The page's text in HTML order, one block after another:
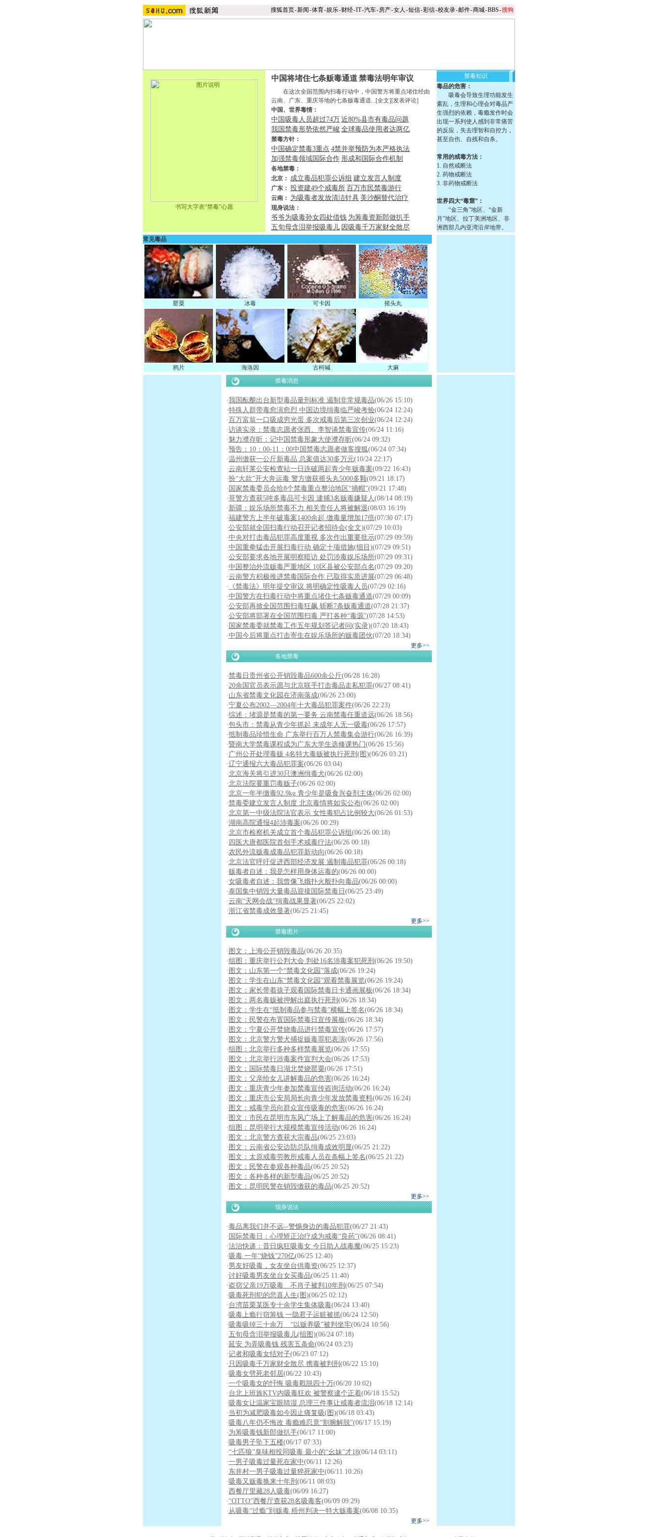
搜狐首页-新闻-体育-娱乐-财经-IT-汽车-房产-女人 -短信-彩信-校友录-邮件-商城-BBS-搜狗
书写大字表“禁毒”心愿
中国将堵住七条贩毒通道禁毒法明年审议
在这次全国范围内扫毒行动中，中国警方将重点堵住经由
云南、广东、重庆等地的七条贩毒通道...[全文][发表评论]
中国、世界毒情：
中国吸毒人员超过74万 近80%县市有毒品问题
我国禁毒形势依然严峻 全球毒品使用者达两亿
禁毒方针：
中国确定禁毒3重点 4禁并举预防为本严格执法
加强禁毒领域国际合作 形成和国际合作机制
各地禁毒：
北京： 成立毒品犯罪公诉组 建立发言人制度
广东： 投资建49个戒毒所 百万市民禁毒游行
云南： 为吸毒者发放清洁针具 美沙酮替代治疗
现身说法：
爷爷为吸毒孙女四处借钱 为筹毒资新郎做扒手
五旬母含泪举报吸毒儿 因吸毒千万家财全散尽
禁毒知识
毒品的危害：
吸毒会导致生理功能发生
紊乱，生理和心理会对毒品产
生强烈的依赖，毒瘾发作时会
出现一系列使人感到非常痛苦
的反应，失去理智和自控力，
甚至自伤、自残和自杀。
常用的戒毒方法：
1. 自然戒断法
2. 药物戒断法
3. 非药物戒断法
世界四大“毒窟”：
“金三角”地区、“金新
月”地区、拉丁美洲地区、非
洲西部几内亚湾沿岸地带。
常见毒品
罂粟 冰毒 可卡因 摇头丸
鸦片 海洛因 古柯碱
大麻
禁毒消息
·我国酝酿出台新型毒品量刑标准 遏制非常规毒品(06/26 15:10)
·特殊人群带毒愈演愈烈 中国边境缉毒临严峻考验(06/24 12:24)
· 百万富翁一口吸成穷光蛋 多次戒毒后第三次创业(06/24 12:24)
·访谈实录：禁毒志愿者张西、李智谈禁毒宣传(06/24 11:16)
· 魅力濮存昕：记中国禁毒形象大使濮存昕(06/24 09:32)
·预告：10：00-11：00中国禁毒志愿者做客搜狐(06/24 07:34)
·温州缴获一公斤新毒品 总案值达30多万元(10/24 22:17)
·云南轩莱公安检查站一日连破两起青少年贩毒案(09/22 16:43)
·扮“大款”开大奔运毒 警方缴获摇头丸5000多颗(09/21 18:17)
· 国家禁毒委员会给8个禁毒重点整治地区“摘帽”(09/21 17:48)
·哥警方查获5吨多毒品可卡因 逮捕3名贩毒嫌疑人(08/14 08:19)
· 新疆：娱乐场所禁毒不力 相关责任人将被解退(08/03 16:19)
·福建警方上半年破毒案1400余起 缴毒量增加17倍(07/30 07:17)
·公安部就全国扫毒行动召开记者招待会(全文)(07/29 10:03)
·中央对打击毒品犯罪高度重视 多次作出重要批示(07/29 09:59)
·中国重拳猛击开展扫毒行动 确定十项措施(细目)(07/29 09:51)
·公安部要求各地开展明察暗访 处罚涉毒娱乐场所(07/29 09:31)
·中国整治外流贩毒严重地区 10区县被公安部点名(07/29 09:20)
·云南警方积极推进禁毒国际合作 已取得实质进展(07/29 06:48)
·
《禁毒法》明年提交审议 将明确定性吸毒人员(07/29 02:16)
·中国警方在扫毒行动中将重点堵住七条贩毒通道(07/29 00:09)
·公安部再掀全国范围扫毒狂飙 斩断7条贩毒通道(07/28 21:37)
·公安部将部署在全国范围扫毒 严打各种“毒源”(07/28 14:53)
· 国家禁毒委就禁毒工作五年规划答记者问(实录)(07/20 18:43)
·中国今后将重点打击寄生在娱乐场所的贩毒团伙(07/20 18:34)
更多>>
各地禁毒
·禁毒日贵州省公开销毁毒品600余公斤(06/28 16:28)
·20余国官员表示愿与北京联手打击毒品走私犯罪(06/27 08:41)
· 山东省禁毒文化园在济南落成(06/26 23:00)
·宁夏公布2002—2004年十大毒品犯罪案件(06/26 22:23)
·综述：堵源是禁毒的第一要务 云南禁毒任重道远(06/26 18:56)
·包头市：禁毒从青少年抓起 未成年人无一吸毒(06/26 17:57)
·抵制毒品珍惜生命 广东举行百万人禁毒集会游行(06/26 16:39)
·暨南大学禁毒课程成为广东大学生选修课热门(06/26 15:56)
· 广州公开处理毒贩 4名特大毒贩被执行死刑(图)(06/26 03:21)
·辽宁通报六大毒品犯罪案(06/26 03:04)
·北京海关将引进30只澳洲缉毒犬(06/26 02:00)
·北京法院要重罚毒贩子(06/26 02:00)
·北京一年半缴毒92.9kg 青少年是吸食兴奋剂主体(06/26 02:00)
·禁毒委建立发言人制度 北京毒情将如实公布(06/26 02:00)
·北京第一中级法院法官表示 女性毒犯占比例较大(06/26 01:53)
·湖南高院通报4起涉毒案(06/26 00:29)
·北京市检察机关成立首个毒品犯罪公诉组 (06/26 00:18)
· 四医大唐都医院首创手术戒毒疗法(06/26 00:18)
·农民外流贩毒成毒品犯罪新动向(06/26 00:18)
·北京法官呼吁促进西部经济发展 遏制毒品犯罪(06/26 00:18)
· 贩毒者自述：我是怎样用身体运毒的(06/26 00:00)
·女吸毒者自述：我曾像飞娥扑火般扑向毒品(06/26 00:00)
·泰国集中销毁大量毒品迎接国际禁毒日 (06/25 23:49)
·云南“天网会战”缉毒战果显著(06/25 22:02)
·浙江省禁毒成效显著(06/25 21:45)
更多>>
禁毒图片
· 图文：上海公开销毁毒品(06/26 20:35)
·组图：重庆举行公判大会 判处16名涉毒案犯死刑 (06/26 19:50)
· 图文：山东第一个“禁毒文化园”落成(06/26 19:24)
· 图文：学生在山东“禁毒文化园”观看禁毒展览(06/26 19:24)
· 图文：家长带着孩子观看国际禁毒日卡通画展板(06/26 18:34)
· 图文：两名毒贩被押解出庭执行死刑 (06/26 18:34)
· 图文：学生在“抵制毒品参与禁毒”横幅上签名(06/26 18:34)
· 图文：民警在布置国际禁毒日宣传展板(06/26 18:34)
· 图文：宁夏公开焚烧毒品进行禁毒宣传(06/26 17:57)
· 图文：北京警方警犬捕捉贩毒罪犯表演(06/26 17:56)
·组图：北京举行多种多样禁毒展览(06/26 17:55)
· 图文：北京举行涉毒案件宣判大会(06/26 17:53)
· 图文：国际禁毒日湖北焚烧罂粟(06/26 17:51)
· 图文：父亲给女儿讲解毒品的危害(06/26 16:24)
· 图文：重庆青少年参加禁毒宣传咨询活动(06/26 16:24)
· 图文：重庆市公安局局长向青少年发放禁毒资料(06/26 16:24)
· 图文：戒毒学员向群众宣传吸毒的危害(06/26 16:24)
· 图文：市民在昆明市东风广场上了解毒品的危害(06/26 16:24)
·组图：昆明举行大规模禁毒宣传活动(06/26 16:24)
· 图文：北京警方查获大宗毒品(06/25 23:03)
· 图文：云南省公安边防总队缉毒成效明显(06/25 21:22)
· 图文：太原戒毒劳教所戒毒人员在条幅上签名(06/25 21:22)
· 图文：民警在参观各种毒品(06/25 20:52)
· 图文：各种各样的新型毒品(06/25 20:52)
· 图文：昆明民警在销毁缴获的毒品(06/25 20:52)
更多>>
现身说法
·毒品离我们并不远--警惕身边的毒品犯罪(06/27 21:43)
· 国际禁毒日：心理矫正治疗成为戒毒“良药”(06/26 08:41)
·法治快递：昔日疯狂吸毒女 今日助人战毒魔(06/25 15:23)
·吸毒 一年“烧钱”270亿(06/25 12:40)
· 男友好吸毒，女友坐台供毒资(06/25 12:37)
·讨好吸毒男友坐台女买毒品(06/25 11:40)
· 盗窃父亲19万吸毒 不肖子被判10年刑 (06/25 07:54)
·吸毒死刑犯的悲喜人生(图)(06/25 02:12)
· 台湾苗栗某医专十余学生集体吸毒(06/24 13:40)
·吸毒上瘾行窃筹钱 一隐君子运赃被抓(06/24 12:50)
·吸毒吸掉三十余万 “以贩养吸”被判坐牢(06/24 10:56)
· 五旬母含泪举报吸毒儿(组图)(06/24 07:18)
· 延安 为弄吸毒钱 残害五条命(06/24 03:23)
·记者和吸毒女结对子(06/23 07:12)
· 只因吸毒千万家财全散尽 携毒被判刑 (06/22 15:10)
·吸毒女劈死老邻居(06/22 10:43)
·一个吸毒女的忏悔 吸毒戳脱四十万(06/20 10:02)
· 台北上班族KTV内吸毒狂欢 被警察逮个正着(06/18 15:52)
·吸毒女让温家宝眼睛湿 总理三件事让戒毒者流泪(06/18 12:14)
· 当初为减肥吸毒如今因止痛复吸(图)(06/18 03:43)
·吸毒八年仍不悔改 毒瘾难忍竟“割腕解脱”(06/17 15:19)
· 为筹吸毒钱新郎做扒手(06/17 11:00)
·吸毒男子坠下五楼(06/17 07:33)
·“七匹狼”臭味相投同吸毒 最小的“幺妹”才18(06/14 03:11)
·一男子吸毒过量死在家中(06/11 12:26)
· 东井村一男子吸毒过量猝死家中(06/11 10:26)
·吸毒又贩毒换来十年刑 (06/11 08:03)
· 西餐厅里藏28人吸毒(06/09 16:27)
·“OTTO”西餐厅查获28名吸毒客(06/09 09:29)
· 从吸毒“过瘾”到贩毒 梧州判决一特大贩毒案(06/08 10:35)
更多>>